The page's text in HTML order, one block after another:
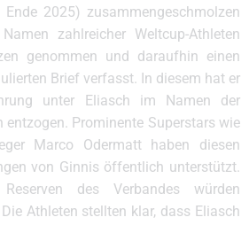
2025) zusammengeschmolzen
zahlreicher Weltcup-Athleten
genommen und daraufhin einen
Brief verfasst. In diesem hat er
unter Eliasch im Namen der
entzogen. Prominente Superstars wie
Marco Odermatt haben diesen
von Ginnis öffentlich unterstützt.
des Verbandes würden
Athleten stellten klar, dass Eliasch